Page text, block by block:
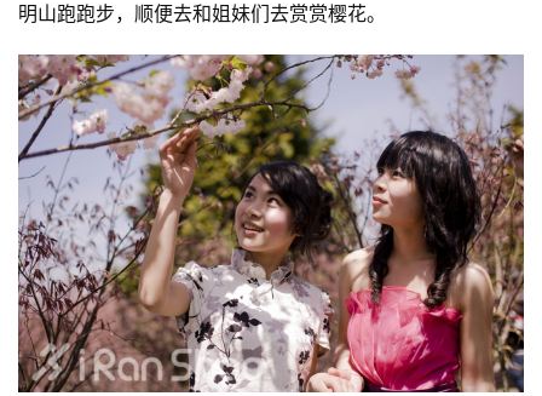
明山跑跑步，顺便去和姐妹们去赏赏樱花。